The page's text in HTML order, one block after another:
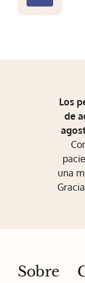
Los
de
una
Sobre